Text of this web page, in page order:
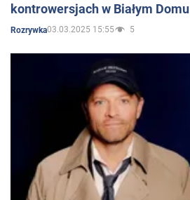
kontrowersjach w Białym Domu
Rozrywka03.03.2025 15:55 5